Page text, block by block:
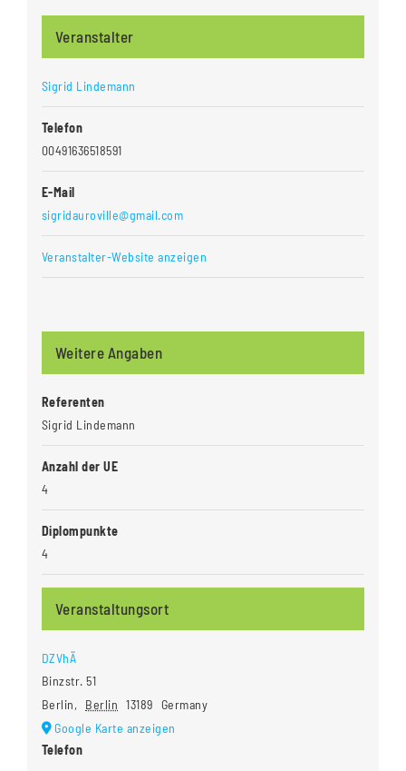
Veranstaltungsort
DZVhÄ
Binzstr. 51
Berlin, Berlin 13189
Germany
Google Karte anzeigen
Telefon
Veranstalter
Sigrid Lindemann
Telefon
00491636518591
E-Mail
sigridauroville@gmail.com
Veranstalter-Website anzeigen
Weitere Angaben
Referenten
Sigrid Lindemann
Anzahl der UE
4
Diplompunkte
4